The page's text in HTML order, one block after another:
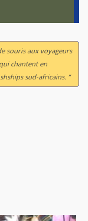
souris aux voyageurs
chantent en
sud-africains. ”